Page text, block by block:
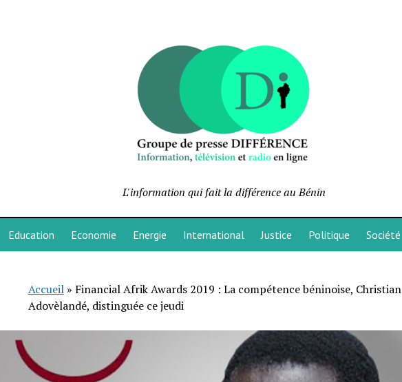
L'information qui fait la différence au Bénin
Education Economie Energie International Justice Politique Société
Accueil» Financial Afrik Awards 2019 : La compétence béninoise, Christian
Adovèlandé, distinguée ce jeudi